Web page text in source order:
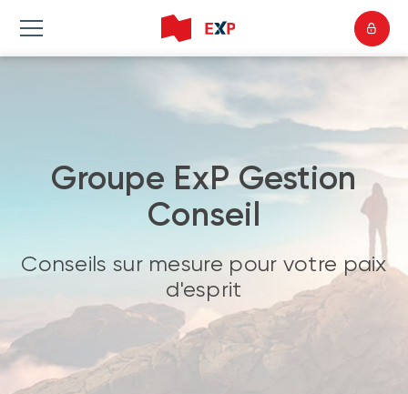
Groupe ExP Gestion
Conseil
Conseils sur mesure pour votre paix
d'esprit